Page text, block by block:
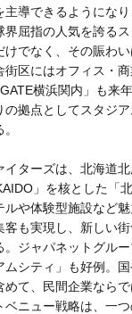
導できるようにな
屈指の人気を誇る
でなく、その賑わい
街区にはオフィス・
横浜関内」も来
の拠点としてスタジ
ターズは、北海道
」を核とした「
ルや体験型施設など
客も実現し、新しい
。ジャパネットグル
ムシティ」も好例。
めて、民間企業なら
ニュー戦略は、一